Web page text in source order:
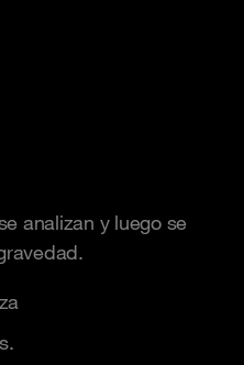
analizan y luego se